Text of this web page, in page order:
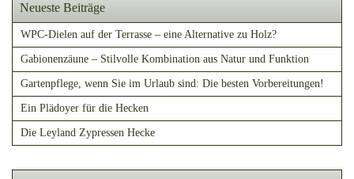
Neueste Beiträge
WPC-Dielen auf der Terrasse – eine Alternative zu Holz?
Gabionenzäune – Stilvolle Kombination aus Natur und Funktion
Gartenpflege, wenn Sie im Urlaub sind: Die besten Vorbereitungen!
Ein Plädoyer für die Hecken
Die Leyland Zypressen Hecke